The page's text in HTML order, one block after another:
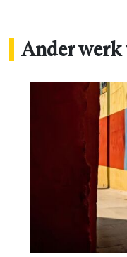
Ander werk